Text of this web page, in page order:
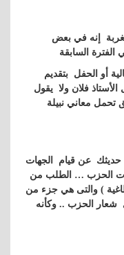
إنه في بعض
الفترة السابقة
أو الحفل بتقديم
فلان ولا يقول
تحمل معاني نبيلة
عن قيام الجهات
الحزب … الطلب من
) والتى هي جزء من
شعار الحزب .. وكأنه